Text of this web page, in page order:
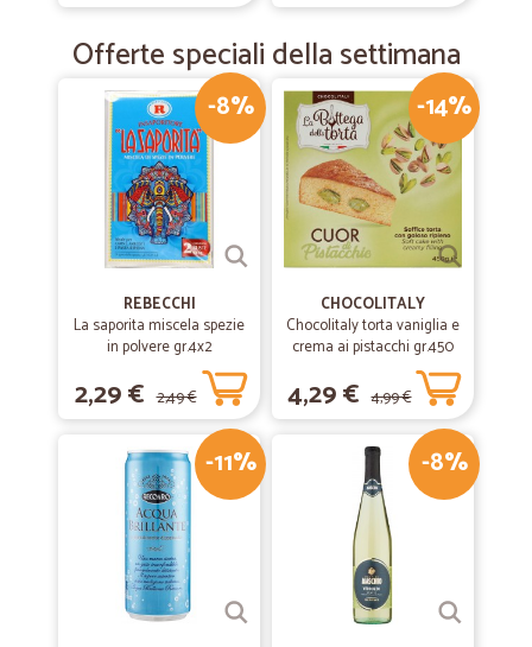
Come sempre, Venditore eccellente...veloce e preciso,..prodotto
conforme alla descrizione. Consigliato!
Offerte speciali della settimana
-8%
REBECCHI
La saporita miscela spezie
in polvere gr.4x2
2,29 € 2,49 €
-14%
CHOCOLITALY
Chocolitaly torta vaniglia e
crema ai pistacchi gr.450
4,29 € 4,99 €
-11% -8%